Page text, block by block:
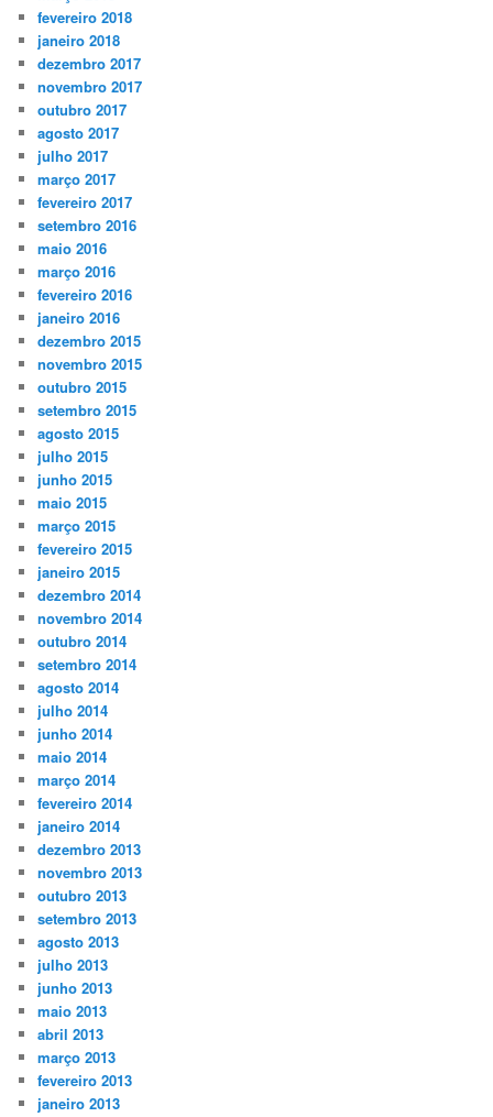
fevereiro 2018
janeiro 2018
dezembro 2017
novembro 2017
outubro 2017
agosto 2017
julho 2017
março 2017
fevereiro 2017
setembro 2016
maio 2016
março 2016
fevereiro 2016
janeiro 2016
dezembro 2015
novembro 2015
outubro 2015
setembro 2015
agosto 2015
julho 2015
junho 2015
maio 2015
março 2015
fevereiro 2015
janeiro 2015
dezembro 2014
novembro 2014
outubro 2014
setembro 2014
agosto 2014
julho 2014
junho 2014
maio 2014
março 2014
fevereiro 2014
janeiro 2014
dezembro 2013
novembro 2013
outubro 2013
setembro 2013
agosto 2013
julho 2013
junho 2013
maio 2013
abril 2013
março 2013
fevereiro 2013
janeiro 2013